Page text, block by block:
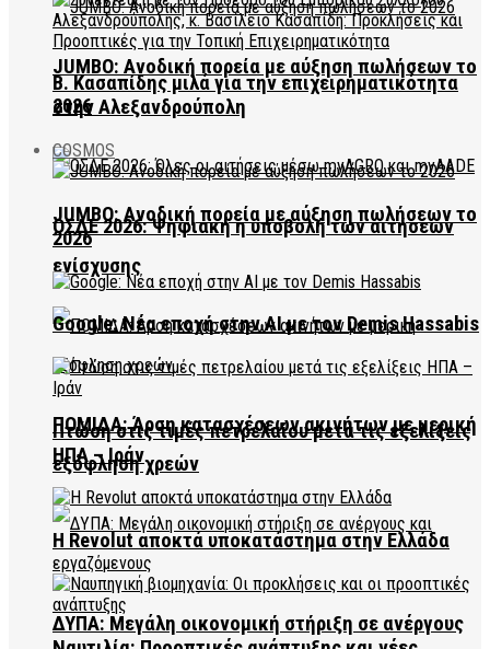
JUMBO: Ανοδική πορεία με αύξηση πωλήσεων το
2026
ΟΣΔΕ 2026: Ψηφιακή η υποβολή των αιτήσεων
ενίσχυσης
ΠΟΜΙΔΑ: Άρση κατασχέσεων ακινήτων με μερική
εξόφληση χρεών
ΔΥΠΑ: Μεγάλη οικονομική στήριξη σε ανέργους
Β. Κασαπίδης μιλά για την επιχειρηματικότητα
στην Αλεξανδρούπολη
COSMOS
JUMBO: Ανοδική πορεία με αύξηση πωλήσεων το
2026
Google: Νέα εποχή στην AI με τον Demis Hassabis
Πτώση στις τιμές πετρελαίου μετά τις εξελίξεις
ΗΠΑ – Ιράν
Η Revolut αποκτά υποκατάστημα στην Ελλάδα